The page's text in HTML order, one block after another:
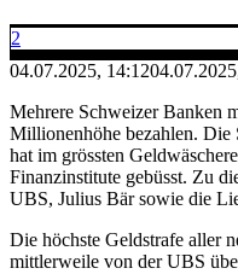
2
04.07.2025, 14:12
Mehrere Schweizer Banken
Millionenhöhe bezahlen. Die
hat im grössten
Finanzinstitute gebüsst. Zu
UBS, Julius Bär sowie die
Die höchste Geldstrafe aller
mittlerweile von der UBS